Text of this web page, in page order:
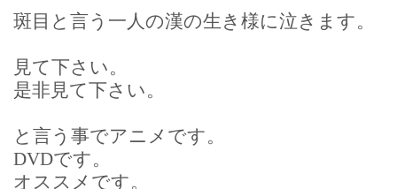
斑目と言う一人の漢の生き様に泣きます。
見て下さい。
是非見て下さい。
と言う事でアニメです。
DVDです。
オススメです。